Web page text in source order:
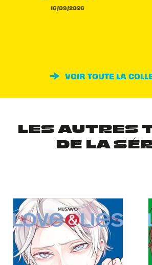
16/09/2026
VOIR TOUTE LA
LES AUTRES
DE LA